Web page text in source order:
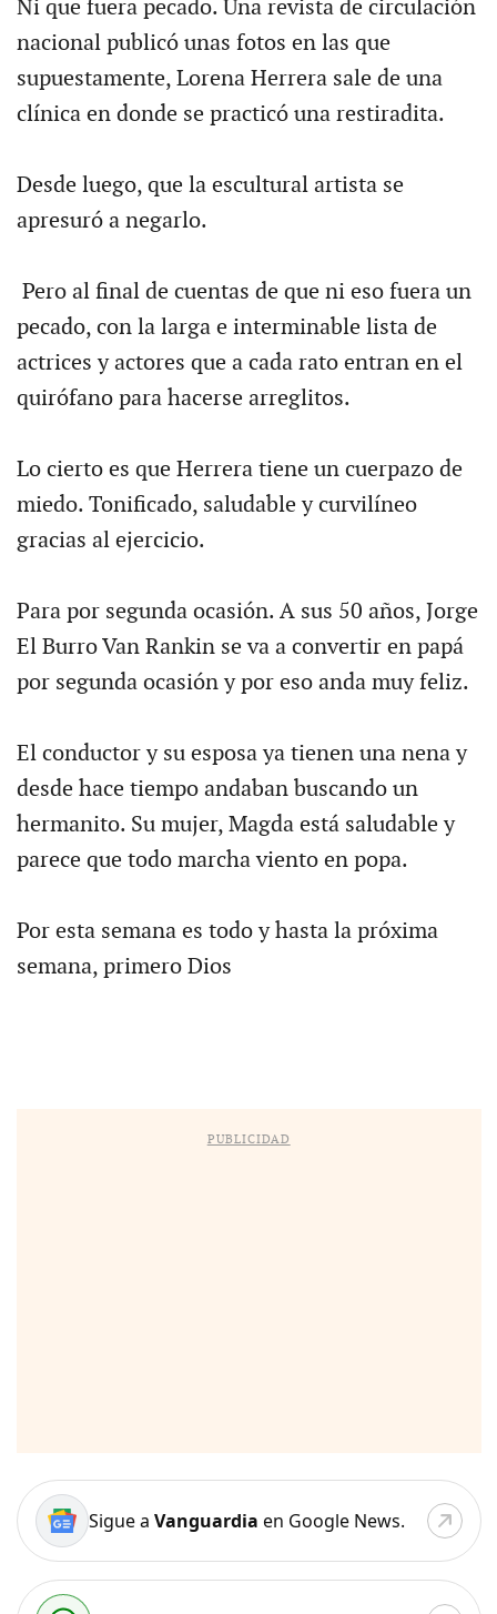
Ni que fuera pecado. Una revista de circulación
nacional publicó unas fotos en las que
supuestamente, Lorena Herrera sale de una
clínica en donde se practicó una restiradita.
Desde luego, que la escultural artista se
apresuró a negarlo.
Pero al final de cuentas de que ni eso fuera un
pecado, con la larga e interminable lista de
actrices y actores que a cada rato entran en el
quirófano para hacerse arreglitos.
Lo cierto es que Herrera tiene un cuerpazo de
miedo. Tonificado, saludable y curvilíneo
gracias al ejercicio.
Para por segunda ocasión. A sus 50 años, Jorge
El Burro Van Rankin se va a convertir en papá
por segunda ocasión y por eso anda muy feliz.
El conductor y su esposa ya tienen una nena y
desde hace tiempo andaban buscando un
hermanito. Su mujer, Magda está saludable y
parece que todo marcha viento en popa.
Por esta semana es todo y hasta la próxima
semana, primero Dios
PUBLICIDAD
Sigue a Vanguardia en Google News.